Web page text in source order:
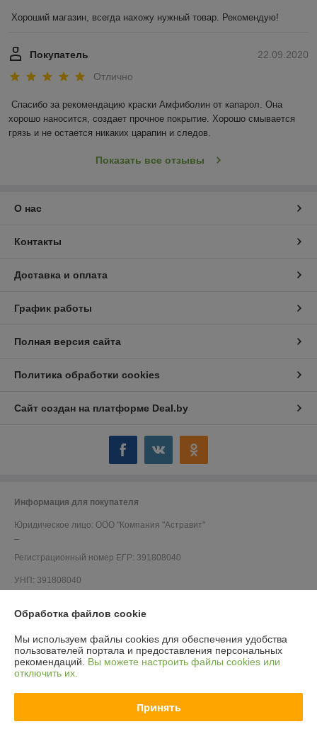
Хороший магазин, всегда нахожу нужный товар. Рекомендую!
22.09.2020
Покупатель
Отлично
Спасибо за рекомендацию краски Амфиболин от капарол. Она
хорошо наносится, создает прочное покрытие. Хорошо смывается
грязь и не остается никаких царапин и следов.
Показать все отзывы
О нас
Контакты
Доставка и оплата
График работы
Полная версия сайта
Политика обработки cookies
Сайт создан на платформе Deal.by
Информация для покупателя
Юридическое лицо: ООО "Компания "Астравит"
Регистрационный номер ЕГР: 391808040
УНП: 391808040
Витебска
Дата регистрации компании: 03.06.2016
Ссылка на свидетельство/лицензию
Обработка файлов cookie
Мы используем файлы cookies для обеспечения удобства
пользователей портала и предоставления персональных
рекомендаций. Вы можете настроить файлы cookies или
отключить их.
Принять